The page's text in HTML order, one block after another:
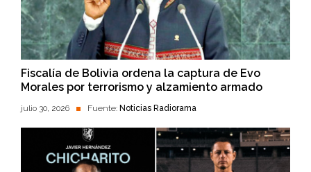
Fiscalía de Bolivia ordena la captura de Evo
Morales por terrorismo y alzamiento armado
julio 30, 2026 Fuente: Noticias Radiorama